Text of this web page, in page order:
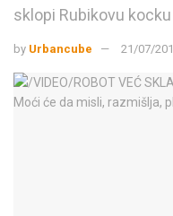
sklopi Rubikovu kocku
by Urbancube 21/07/